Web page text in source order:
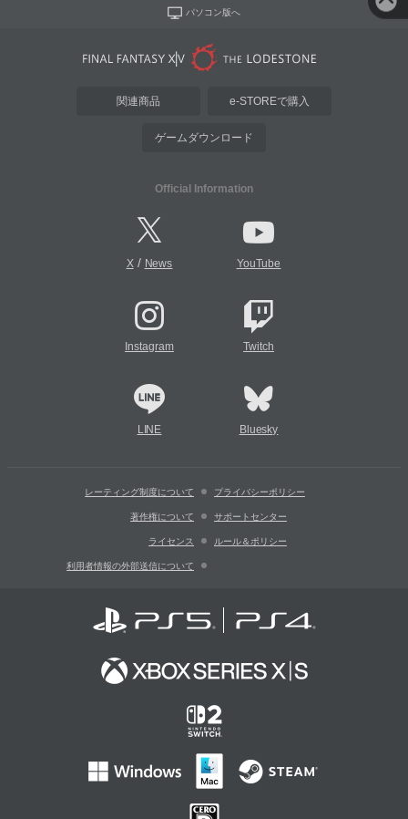
パソコン版へ
関連商品 e-STOREで購入
ゲームダウンロード
Official Information
X/ News YouTube
Instagram Twitch
LINE Bluesky
レーティング制度について プライバシーポリシー
著作権について サポートセンター
ライセンス ルール＆ポリシー
利用者情報の外部送信について